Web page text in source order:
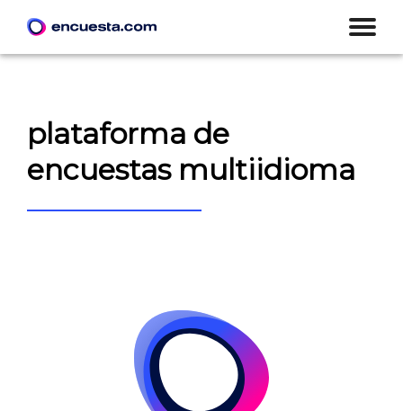
plataforma de
encuestas multiidioma